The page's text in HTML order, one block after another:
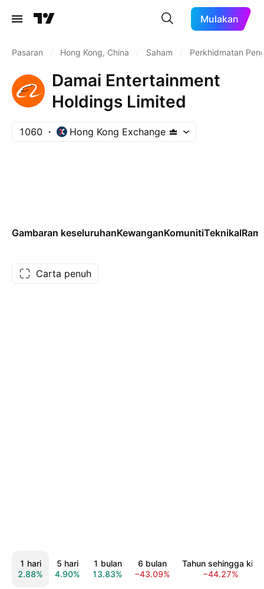
Mulakan
Pasaran Hong Kong, China Saham Perkhidmatan
Damai Entertainment
Holdings Limited
1060 Hong Kong Exchange
Gambaran keseluruhanKewanganKomunitiTeknikal
Carta penuh
1 hari
2.88%
5 hari
4.90%
1 bulan
13.83%
6 bulan
−43.09%
Tahun sehingga kini
−44.27%